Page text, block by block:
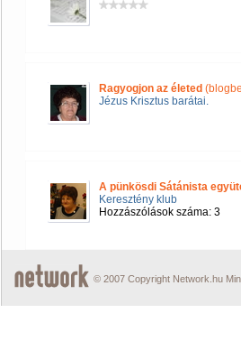
Ragyogjon az életed
Jézus Krisztus barátai.
A pünkösdi Sátánista
Keresztény klub
Hozzászólások száma: 3
© 2007 Copyright Network.hu